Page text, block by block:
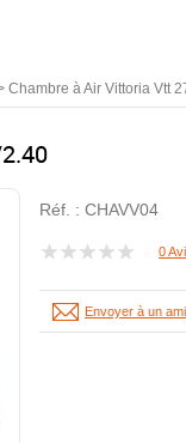
Chambre à Air Vittoria Vtt
Réf. : CHAVV04
0
Envoyer à un ami